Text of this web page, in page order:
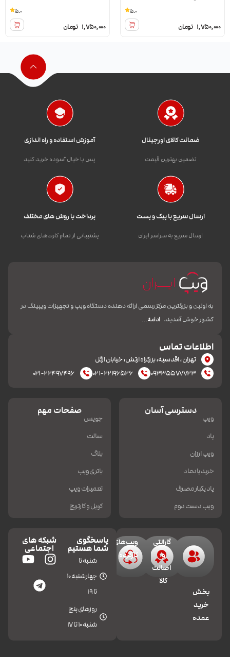
1,750,000 تومان
5.0
1,750,000 تومان
5.0
ضمانت کالای اورجینال
تضمین بهترین قیمت
آموزش استفاده و راه اندازی
پس با خیال آسوده خرید کنید
ارسال سریع با پیک و پست
ارسال سریع به سراسر ایران
پرداخت با روش های مختلف
پشتیبانی از تمام کارت‌های شتاب
به اولین و بزرگترین مرکز رسمی ارائه دهنده دستگاه ویپ و تجهیزات ویپینگ در
کشور خوش آمدید. ادامه…
اطلاعات تماس
تهران، اقدسیه، بزرکراه ارتش، خیابان ازگل
۰۹۳۳۵۵۷۷۷۲۳
۰۲۱-۲۲۱۹۶۵۲۶ ۰۲۱-۲۲۴۹۷۴۹۶
دسترسی آسان
ویپ
پاد
ویپ ارزان
خرید پادماد
پاد یکبار مصرف
ویپ دست دوم
صفحات مهم
جویس
سالت
بلاگ
باتری ویپ
تعمیرات ویپ
کویل و کارتریج
بخش
خرید
عمده
گارانتی
و
اصالت
کالا
ویپ‌های
کارکرده
پاسخگوی
شما هستیم
شنبه تا
چهارشنبه 10
تا 19
روزهای پنج
شنبه 10 تا 17
شبکه های
اجتماعی